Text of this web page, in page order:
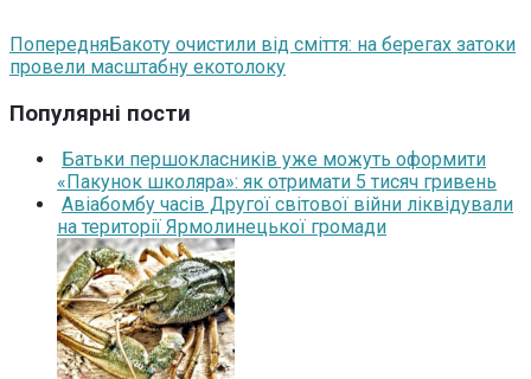
ПопередняБакоту очистили від сміття: на берегах затоки
провели масштабну екотолоку
Популярні пости
Батьки першокласників уже можуть оформити
«Пакунок школяра»: як отримати 5 тисяч гривень
Авіабомбу часів Другої світової війни ліквідували
на території Ярмолинецької громади